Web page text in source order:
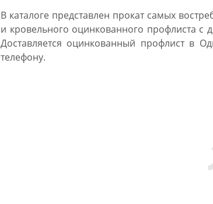
В каталоге представлен прокат самых
и кровельного оцинкованного профлиста с
Доставляется оцинкованный профлист в
телефону.